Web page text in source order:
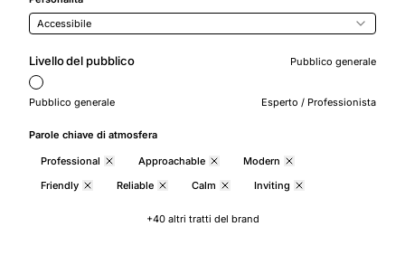
Accessibile
Livello del pubblico Pubblico generale
Pubblico generale Esperto / Professionista
Parole chiave di atmosfera
Professional Approachable
Modern
Friendly
Reliable Calm Inviting
+40 altri tratti del brand